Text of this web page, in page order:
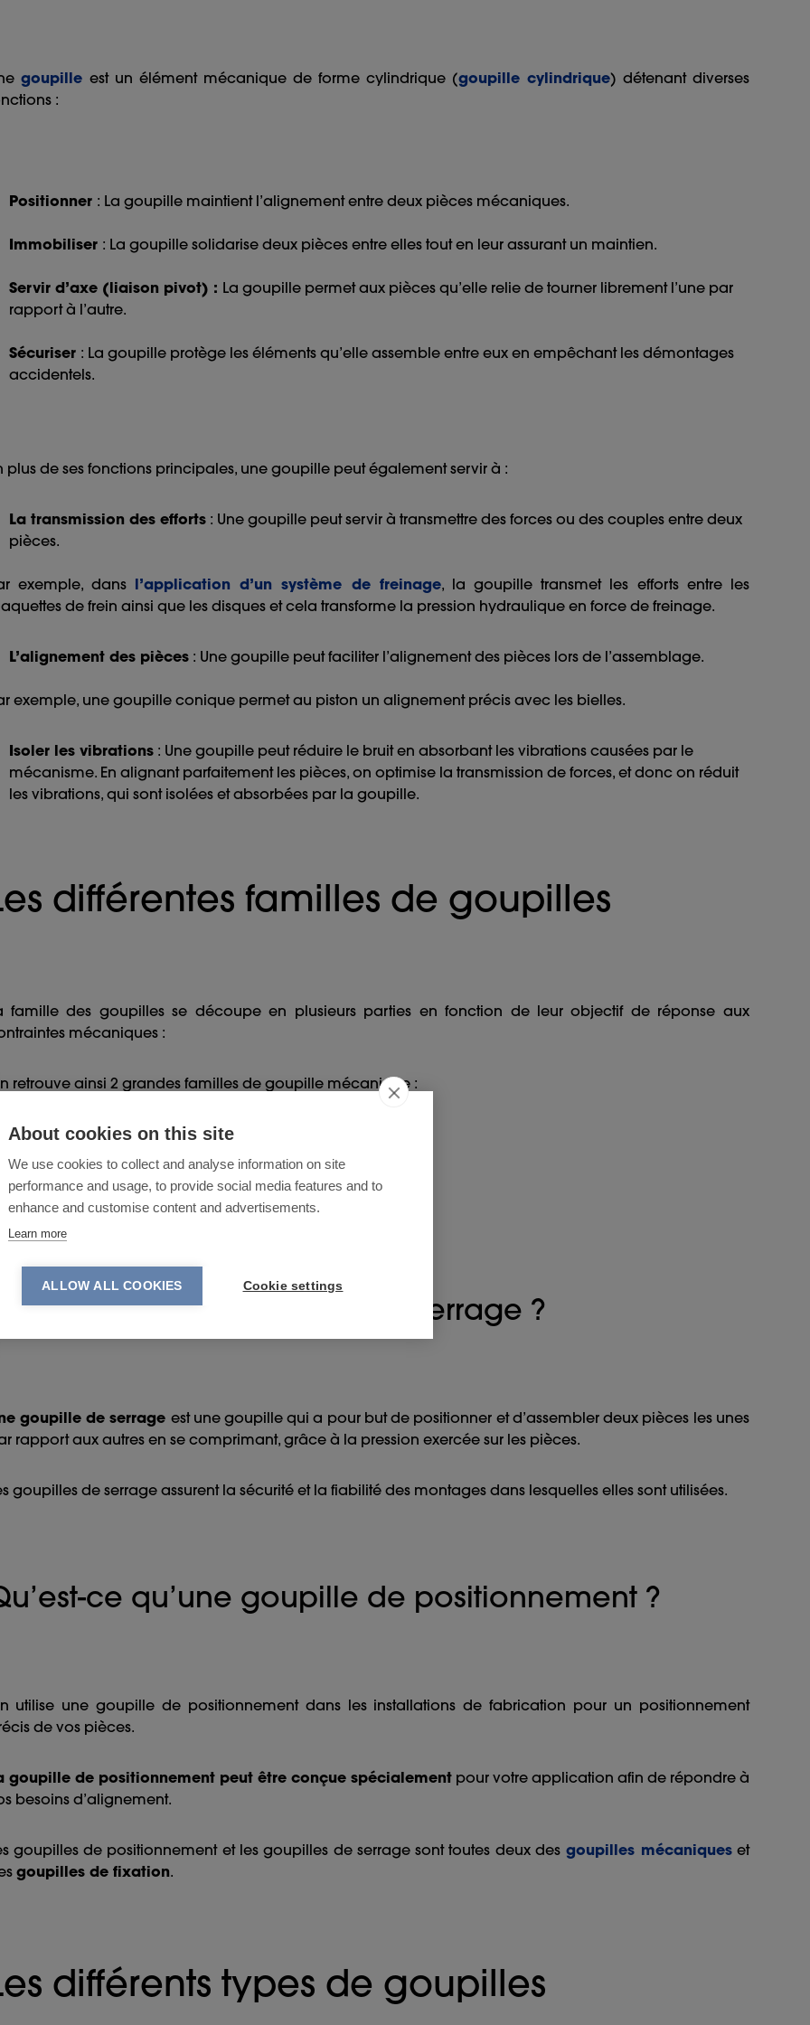
About cookies on this site
We use cookies to collect and analyse information on site
performance and usage, to provide social media features and to
enhance and customise content and advertisements.
Learn more
ALLOW ALL COOKIES Cookie settings
goupille est un élément mécanique de forme cylindrique (goupille cylindrique) détenant diverses
:
Positionner : La goupille maintient l’alignement entre deux pièces mécaniques.
Immobiliser : La goupille solidarise deux pièces entre elles tout en leur assurant un maintien.
Servir d’axe (liaison pivot) : La goupille permet aux pièces qu’elle relie de tourner librement l’une par
rapport à l’autre.
Sécuriser : La goupille protège les éléments qu’elle assemble entre eux en empêchant les démontages
accidentels.
plus de ses fonctions principales, une goupille peut également servir à :
La transmission des efforts: Une goupille peut servir à transmettre des forces ou des couples entre deux
pièces.
exemple, dans l’application d’un système de freinage, la goupille transmet les efforts entre les
de frein ainsi que les disques et cela transforme la pression hydraulique en force de freinage.
L’alignement des pièces: Une goupille peut faciliter l’alignement des pièces lors de l’assemblage.
exemple, une goupille conique permet au piston un alignement précis avec les bielles.
Isoler les vibrations: Une goupille peut réduire le bruit en absorbant les vibrations causées par le
mécanisme. En alignant parfaitement les pièces, on optimise la transmission de forces, et donc on réduit
les vibrations, qui sont isolées et absorbées par la goupille.
différentes familles de goupilles
famille des goupilles se découpe en plusieurs parties en fonction de leur objectif de réponse aux
mécaniques :
retrouve ainsi 2 grandes familles de goupille mécanique :
Goupille de fixation ou goupille de serrage
Goupille de positionnement
Qu’est-ce qu’une goupille de serrage ?
goupille de serrage est une goupille qui a pour but de positionner et d’assembler deux pièces les unes
rapport aux autres en se comprimant, grâce à la pression exercée sur les pièces.
goupilles de serrage assurent la sécurité et la fiabilité des montages dans lesquelles elles sont utilisées.
ce qu’une goupille de positionnement ?
utilise une goupille de positionnement dans les installations de fabrication pour un positionnement
de vos pièces.
goupille de positionnement peut être conçue spécialementpour votre application afin de répondre à
besoins d’alignement.
goupilles de positionnement et les goupilles de serrage sont toutes deux desgoupilles mécaniqueset
goupilles de fixation.
différents types de goupilles